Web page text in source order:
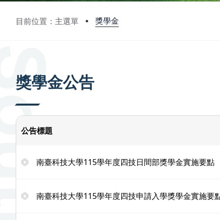
目前位置：主選單 獎學金
獎學金公告
公告標題
南臺科技大學115學年度四技日間部獎學金實施要點
南臺科技大學115學年度四技申請入學獎學金實施要